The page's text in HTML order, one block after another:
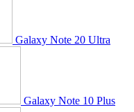
Galaxy Note 20 Ultra
Galaxy Note 10 Plus